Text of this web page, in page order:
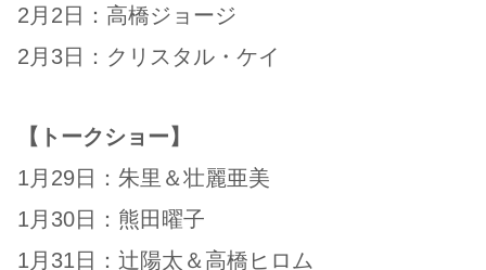
2月2日：高橋ジョージ
2月3日：クリスタル・ケイ
【トークショー】
1月29日：朱里＆壮麗亜美
1月30日：熊田曜子
1月31日：辻陽太＆高橋ヒロム